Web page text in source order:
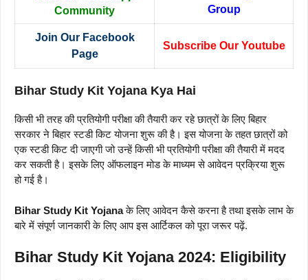
Community
Group
Join Our Facebook
Page
Subscribe Our Youtube
Bihar Study Kit Yojana Kya Hai
किसी भी तरह की प्रतियोगी परीक्षा की तैयारी कर रहे छात्रों के लिए बिहार
सरकार ने बिहार स्टडी किट योजना शुरू की है। इस योजना के तहत छात्रों को
एक स्टडी किट दी जाएगी जो उन्हें किसी भी प्रतियोगी परीक्षा की तैयारी में मदद
कर सकती है। इसके लिए ऑफलाइन मोड के माध्यम से आवेदन प्रक्रिया शुरू
हो गई है।
Bihar Study Kit Yojanaके लिए आवेदन कैसे करना है तथा इसके लाभ के
बारे में संपूर्ण जानकारी के लिए आप इस आर्टिकल को पूरा जरूर पढ़ें.
Bihar Study Kit Yojana 2024: Eligibility